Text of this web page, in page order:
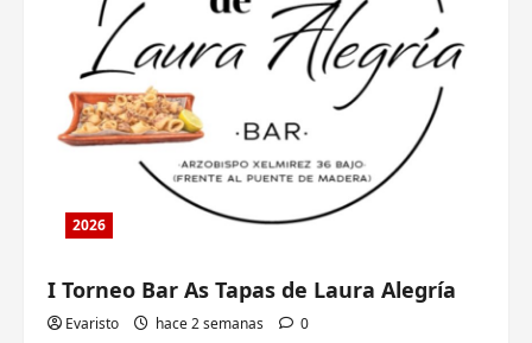
2026
I Torneo Bar As Tapas de Laura Alegría
Evaristo hace 2 semanas 0